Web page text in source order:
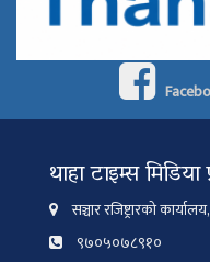
थाहा टाइम्स मिडिया
सञ्चार रजिष्ट्रारको
९७०५०७८९१०